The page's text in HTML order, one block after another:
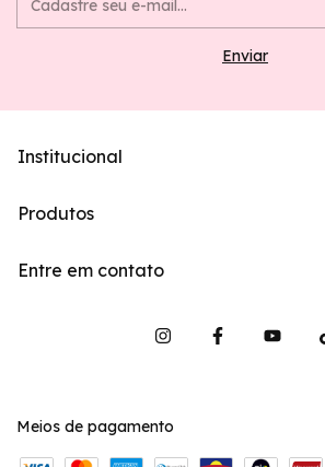
Institucional
Produtos
Entre em contato
Meios de pagamento